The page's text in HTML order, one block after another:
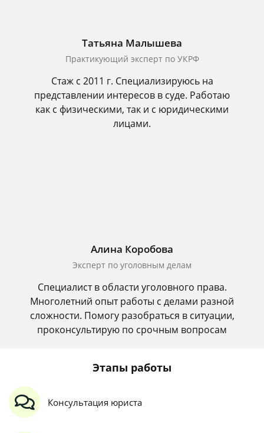
Татьяна Малышева
Практикующий эксперт по УКРФ
Стаж с 2011 г. Специализируюсь на
представлении интересов в суде. Работаю
как с физическими, так и с юридическими
лицами.
Алина Коробова
Эксперт по уголовным делам
Специалист в области уголовного права.
Многолетний опыт работы с делами разной
сложности. Помогу разобраться в ситуации,
проконсультирую по срочным вопросам
Этапы работы
Консультация юриста